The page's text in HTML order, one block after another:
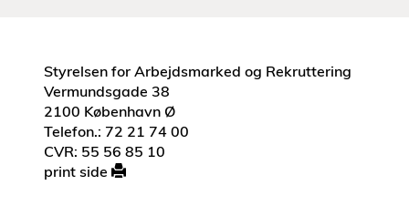
Styrelsen for Arbejdsmarked og Rekruttering
Vermundsgade 38
2100 København Ø
Telefon.: 72 21 74 00
CVR: 55 56 85 10
print side